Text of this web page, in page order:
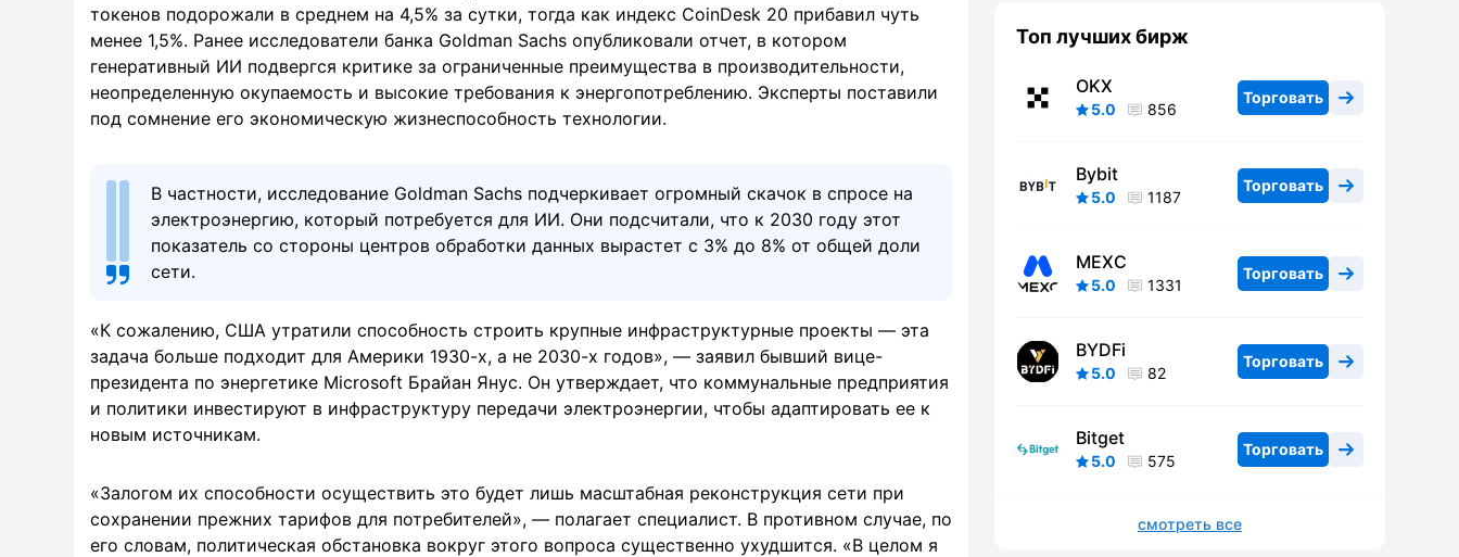
токенов подорожали в среднем на 4,5% за сутки, тогда как индекс CoinDesk 20 прибавил чуть
менее 1,5%. Ранее исследователи банка Goldman Sachs опубликовали отчет, в котором
генеративный ИИ подвергся критике за ограниченные преимущества в производительности,
неопределенную окупаемость и высокие требования к энергопотреблению. Эксперты поставили
под сомнение его экономическую жизнеспособность технологии.
В частности, исследование Goldman Sachs подчеркивает огромный скачок в спросе на
электроэнергию, который потребуется для ИИ. Они подсчитали, что к 2030 году этот
показатель со стороны центров обработки данных вырастет с 3% до 8% от общей доли
сети.
«К сожалению, США утратили способность строить крупные инфраструктурные проекты — эта
задача больше подходит для Америки 1930-х, а не 2030-х годов», — заявил бывший вице-
президента по энергетике Microsoft Брайан Янус. Он утверждает, что коммунальные предприятия
и политики инвестируют в инфраструктуру передачи электроэнергии, чтобы адаптировать ее к
новым источникам.
«Залогом их способности осуществить это будет лишь масштабная реконструкция сети при
сохранении прежних тарифов для потребителей», — полагает специалист. В противном случае, по
его словам, политическая обстановка вокруг этого вопроса существенно ухудшится. «В целом я
Топ лучших бирж
OKX
5.0 856
Торговать
Bybit
5.0 1187
Торговать
MEXC
5.0 1331
Торговать
BYDFi
5.0 82
Торговать
Bitget
5.0 575
Торговать
смотреть все